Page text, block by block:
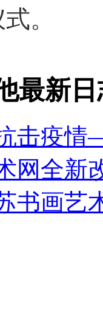
。
最新日
击疫
网全新
书画艺